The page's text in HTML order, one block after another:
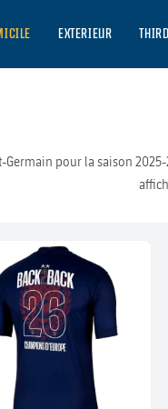
EXTERIEUR THIRD
pour la saison